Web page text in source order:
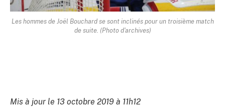
Les hommes de Joël Bouchard se sont inclinés pour un troisième match
de suite. (Photo d'archives)
Mis à jour le 13 octobre 2019 à 11h12